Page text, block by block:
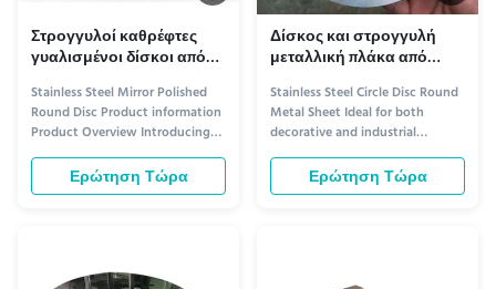
Στρογγυλοί καθρέφτες
γυαλισμένοι δίσκοι από
ανοξείδωτο χάλυβα 430SS
410SS ODM
Stainless Steel Mirror Polished
Round Disc Product information
Product Overview Introducing
our premium Stainless Steel
Mirror Polished Round Disc,
crafted for applications requiring
components, and architectur...
Ερώτηση Τώρα
Δίσκος και στρογγυλή
μεταλλική πλάκα από
ανοξείδωτο χάλυβα 304 ή
316 κοπής λέιζερ,
ανθεκτική στη διάβρωση,
για βιομηχανική και
διακοσμητική χρήση
Stainless Steel Circle Disc Round
Metal Sheet Ideal for both
decorative and industrial
applications, this premium
stainless steel circle disc offers
durability, versatility, and a sleek
Ερώτηση Τώρα